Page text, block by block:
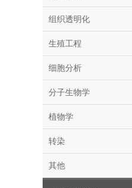
组织透明化
生殖工程
细胞分析
分子生物学
植物学
转染
其他